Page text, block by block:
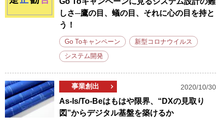
しさ─鷹の目、蟻の目、それに心の目を持と
う！
Go Toキャンペーン 新型コロナウイルス
システム開発
事業創出 2020/10/30
As-Is/To-Beはもはや限界、“DXの見取り
図”からデジタル基盤を築けるか